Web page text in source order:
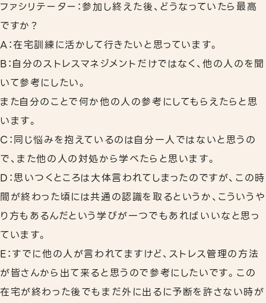
ファシリテーター：参加し終えた後、どうなっていたら最高
ですか？
A：在宅訓練に活かして行きたいと思っています。
B：自分のストレスマネジメントだけではなく、他の人のを聞
いて参考にしたい。
また自分のことで何か他の人の参考にしてもらえたらと思
います。
C：同じ悩みを抱えているのは自分一人ではないと思うの
で、また他の人の対処から学べたらと思います。
D：思いつくところは大体言われてしまったのですが、この時
間が終わった頃には共通の認識を取るというか、こういうや
り方もあるんだという学びが一つでもあればいいなと思っ
ています。
E：すでに他の人が言われてますけど、ストレス管理の方法
が皆さんから出て来ると思うので参考にしたいです。この
在宅が終わった後でもまだ外に出るに予断を許さない時が